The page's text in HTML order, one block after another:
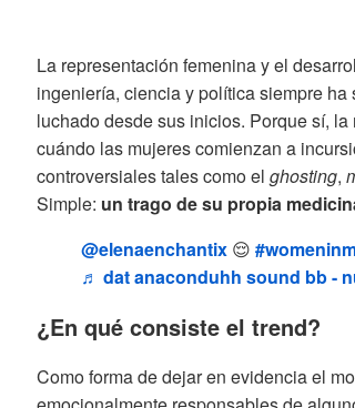
La representación femenina y el
ingeniería, ciencia y política siempre
luchado desde sus inicios. Porque sí,
cuándo las mujeres comienzan a
controversiales tales como el ghosting,
Simple: un trago de su propia
@elenaenchantix 😌
♬ dat anaconduhh sound bb -
¿En qué consiste el trend?
Como forma de dejar en evidencia el